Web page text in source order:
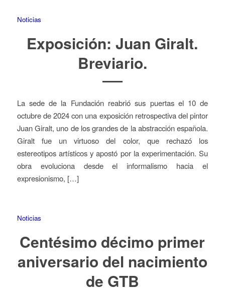
Noticias
Exposición: Juan Giralt.
Breviario.
La sede de la Fundación reabrió sus puertas el 10 de
octubre de 2024 con una exposición retrospectiva del pintor
Juan Giralt, uno de los grandes de la abstracción española.
Giralt fue un virtuoso del color, que rechazó los
estereotipos artísticos y apostó por la experimentación. Su
obra evoluciona desde el informalismo hacia el
expresionismo, […]
Noticias
Centésimo décimo primer
aniversario del nacimiento
de GTB